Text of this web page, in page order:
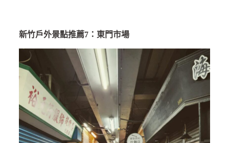
新竹戶外景點推薦7：東門市場